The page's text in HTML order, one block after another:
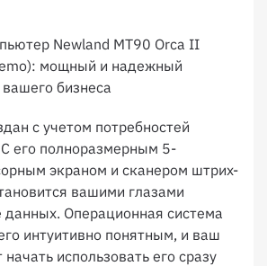
Newland MT90 Orca II
мощный и надежный
бизнеса
с учетом потребностей
его полноразмерным 5-
экраном и сканером штрих-
вашими глазами
данных. Операционная система
интуитивно понятным, и ваш
использовать его сразу